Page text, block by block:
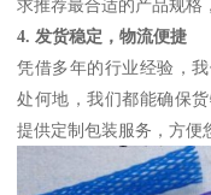
求推荐最合适的产品规格
4. 发货稳定，物流便捷
凭借多年的行业经验，
处何地，我们都能确保
提供定制包装服务，方便